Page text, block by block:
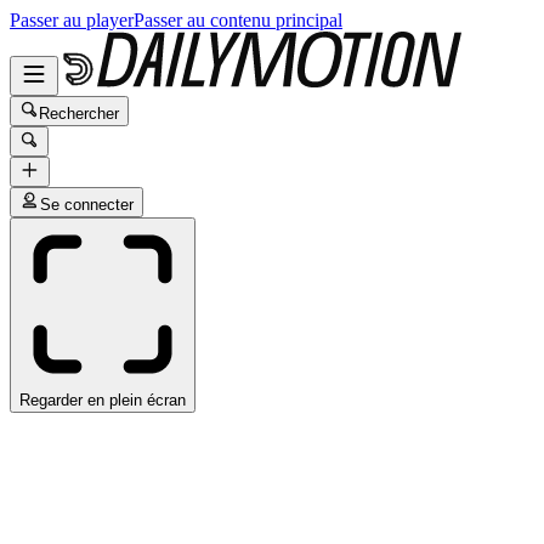
Passer au playerPasser au contenu principal
Rechercher
Se connecter
Regarder en plein écran